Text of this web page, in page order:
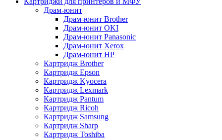
Драм-юнит
Драм-юнит Brother
Драм-юнит OKI
Драм-юнит Panasonic
Драм-юнит Xerox
Драм-юнит НР
Картридж Brother
Картридж Epson
Картридж Kyocera
Картридж Lexmark
Картридж Pantum
Картридж Ricoh
Картридж Samsung
Картридж Sharp
Картридж Toshiba